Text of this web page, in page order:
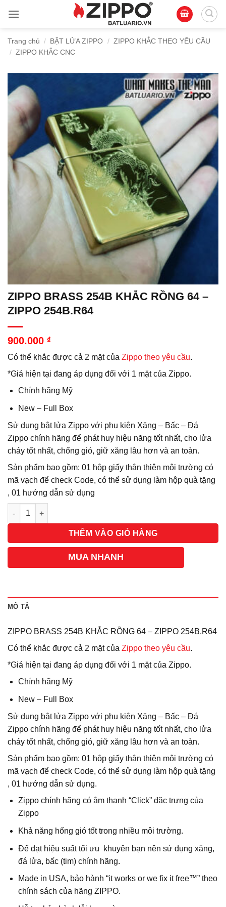
qua
dungTrang chủ / BẬT LỬA ZIPPO / ZIPPO KHẮC THEO YÊU CẦU
/ ZIPPO KHẮC CNC
ZIPPO BRASS 254B KHẮC RỒNG 64 –
ZIPPO 254B.R64
900.000 ₫
Có thể khắc được cả 2 mặt của Zippo theo yêu cầu.
*Giá hiện tại đang áp dụng đối với 1 mặt của Zippo.
Chính hãng Mỹ
New – Full Box
Sử dụng bật lửa Zippo với phụ kiện Xăng – Bấc – Đá
Zippo chính hãng để phát huy hiệu năng tốt nhất, cho lửa
cháy tốt nhất, chống gió, giữ xăng lâu hơn và an toàn.
Sản phẩm bao gồm: 01 hộp giấy thân thiện môi trường có
mã vạch để check Code, có thể sử dụng làm hộp quà tặng
, 01 hướng dẫn sử dụng
Số lượng
THÊM VÀO GIỎ HÀNG
MUA NHANH
MÔ TẢ
ZIPPO BRASS 254B KHẮC RỒNG 64 – ZIPPO 254B.R64
Có thể khắc được cả 2 mặt của Zippo theo yêu cầu.
*Giá hiện tại đang áp dụng đối với 1 mặt của Zippo.
Chính hãng Mỹ
New – Full Box
Sử dụng bật lửa Zippo với phụ kiện Xăng – Bấc – Đá
Zippo chính hãng để phát huy hiệu năng tốt nhất, cho lửa
cháy tốt nhất, chống gió, giữ xăng lâu hơn và an toàn.
Sản phẩm bao gồm: 01 hộp giấy thân thiện môi trường có
mã vạch để check Code, có thể sử dụng làm hộp quà tặng
, 01 hướng dẫn sử dụng.
Zippo chính hãng có âm thanh “Click” đặc trưng của
Zippo
Khả năng hống gió tốt trong nhiều môi trường.
Để đạt hiệu suất tối ưu khuyên bạn nên sử dụng xăng,
đá lửa, bấc (tim) chính hãng.
Made in USA, bảo hành “it works or we fix it free™” theo
chính sách của hãng ZIPPO.